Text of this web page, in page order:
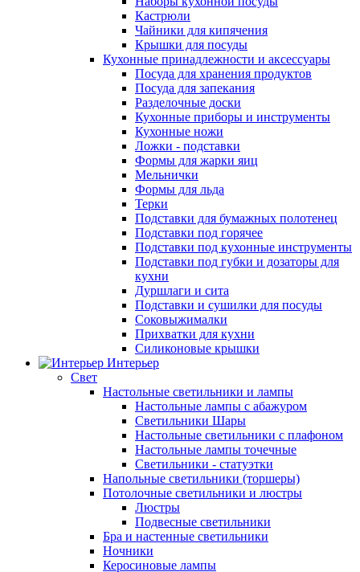
Кастрюли
Чайники для кипячения
Крышки для посуды
Кухонные принадлежности и аксессуары
Посуда для хранения продуктов
Посуда для запекания
Разделочные доски
Кухонные приборы и инструменты
Кухонные ножи
Ложки - подставки
Формы для жарки яиц
Мельнички
Формы для льда
Терки
Подставки для бумажных полотенец
Подставки под горячее
Подставки под кухонные инструменты
Подставки под губки и дозаторы для
кухни
Дуршлаги и сита
Подставки и сушилки для посуды
Соковыжималки
Прихватки для кухни
Силиконовые крышки
Интерьер
Свет
Настольные светильники и лампы
Настольные лампы с абажуром
Светильники Шары
Настольные светильники с плафоном
Настольные лампы точечные
Светильники - статуэтки
Напольные светильники (торшеры)
Потолочные светильники и люстры
Люстры
Подвесные светильники
Бра и настенные светильники
Ночники
Керосиновые лампы